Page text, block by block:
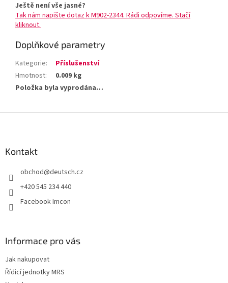
Ještě není vše jasné?
Tak nám napište dotaz k M902-2344. Rádi odpovíme. Stačí
kliknout.
Doplňkové parametry
Kategorie:
Příslušenství
Hmotnost:
0.009 kg
Položka byla vyprodána…
Kontakt
obchod@deutsch.cz
+420 545 234 440
Facebook Imcon
Informace pro vás
Jak nakupovat
Řídicí jednotky MRS